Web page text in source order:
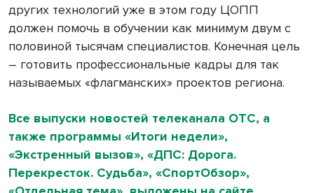
других технологий уже в этом году ЦОПП
должен помочь в обучении как минимум двум с
половиной тысячам специалистов. Конечная цель
– готовить профессиональные кадры для так
называемых «флагманских» проектов региона.
Все выпуски новостей телеканала ОТС, а
также программы «Итоги недели»,
«Экстренный вызов», «ДПС: Дорога.
Перекресток. Судьба», «СпортОбзор»,